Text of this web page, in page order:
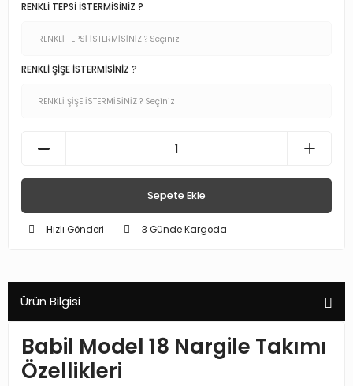
RENKLİ TEPSİ İSTERMİSİNİZ ?
RENKLİ ŞİŞE İSTERMİSİNİZ ?
Sepete Ekle
Hızlı Gönderi 3 Günde Kargoda
Ürün Bilgisi
Babil Model 18 Nargile Takımı
Özellikleri